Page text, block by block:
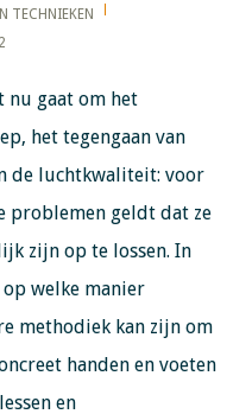
TECHNIEKEN
nu gaat om het
het tegengaan van
de luchtkwaliteit: voor
problemen geldt dat ze
zijn op te lossen. In
welke manier
methodiek kan zijn om
handen en voeten
en